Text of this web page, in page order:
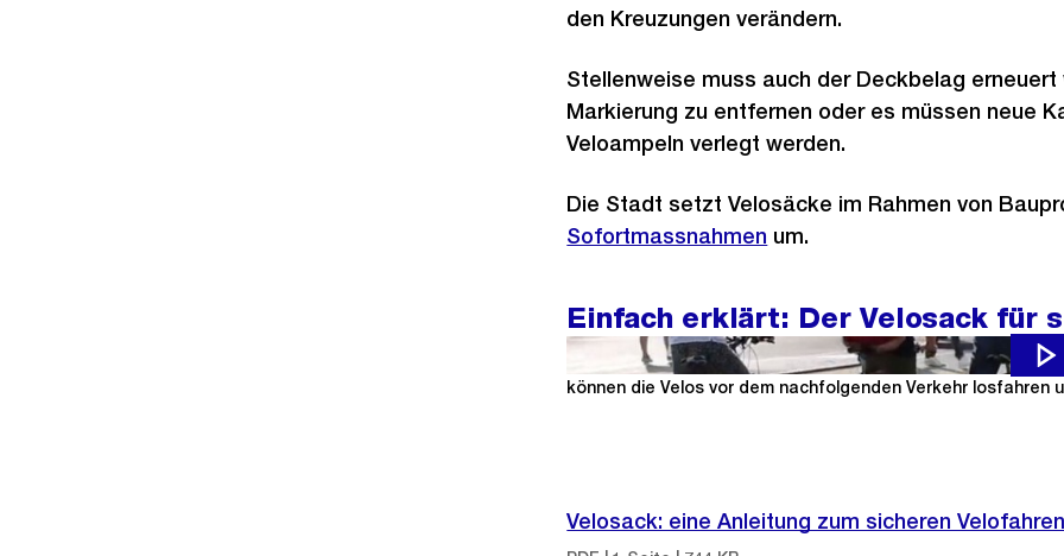
den Kreuzungen verändern.
Stellenweise muss auch der Deckbelag
Markierung zu entfernen oder es müssen neue
Veloampeln verlegt werden.
Die Stadt setzt Velosäcke im Rahmen von
Sofortmassnahmen um.
Einfach erklärt: Der Velosack für
Der Velosack ist ein Wartebereich, auf dem sich die
können die Velos vor dem nachfolgenden Verkehr losfahren
Velosack: eine Anleitung zum sicheren Velofahren